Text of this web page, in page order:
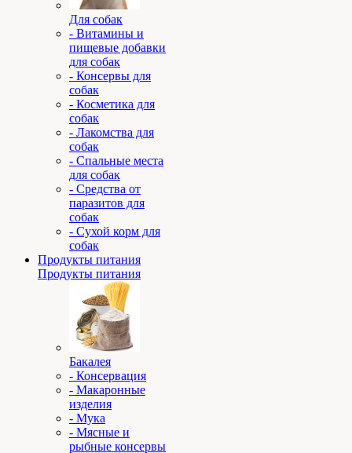
Для собак
- Витамины и
пищевые добавки
для собак
- Консервы для
собак
- Косметика для
собак
- Лакомства для
собак
- Спальные места
для собак
- Средства от
паразитов для
собак
- Сухой корм для
собак
Продукты питания
Продукты питания
Бакалея
- Консервация
- Макаронные
изделия
- Мука
- Мясные и
рыбные консервы